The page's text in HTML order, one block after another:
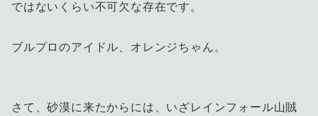
ではないくらい不可欠な存在です。
ブルプロのアイドル、オレンジちゃん。
さて、砂漠に来たからには、いざレインフォール山賊